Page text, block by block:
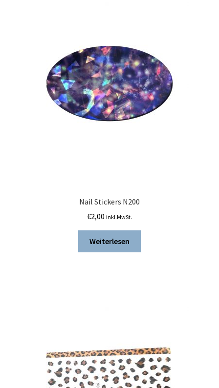
Nail Stickers N200
€2,00 inkl.MwSt.
Weiterlesen